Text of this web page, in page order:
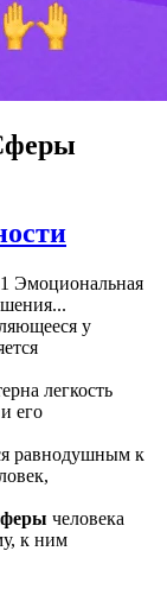
Эмоциональная
у
легкость
его
равнодушным к
человека
к ним